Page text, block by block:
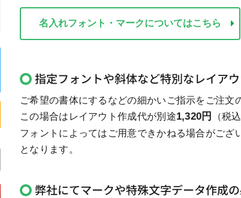
名入れフォント・マークについてはこちら
指定フォントや斜体など特別なレイア
ご希望の書体にするなどの細かいご指示をご注文
この場合はレイアウト作成代が別途1,320円
（税
フォントによってはご用意できかねる場合がご
となります。
弊社にてマークや特殊文字データ作成